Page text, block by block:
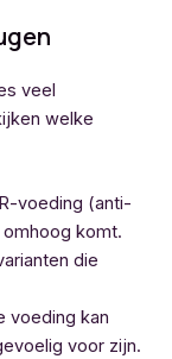
veel
welke
voeding (anti-
komt.
die
voeding kan
voor zijn.